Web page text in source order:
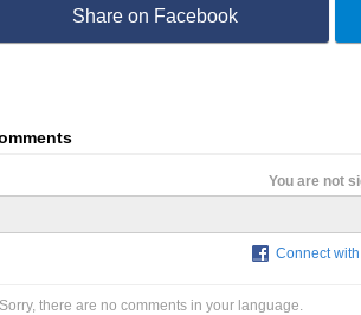
Share on Facebook
You are not
Connect
Sorry, there are no comments in your language.